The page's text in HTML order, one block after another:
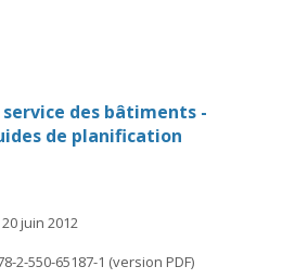
des bâtiments -
de planification
juin 2012
2-550-65187-1 (version PDF)